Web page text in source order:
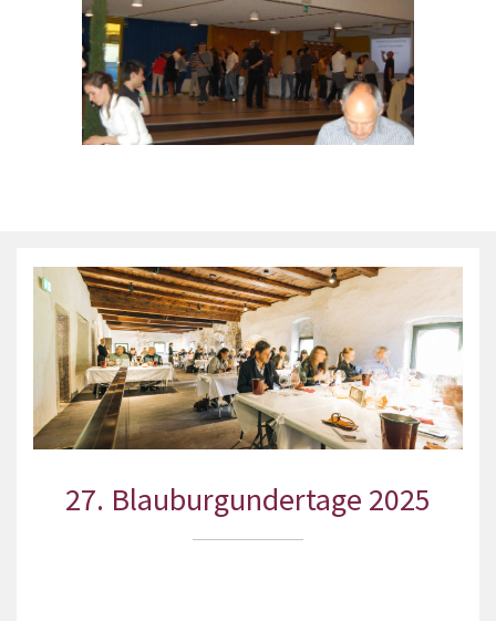
27. Blauburgundertage 2025